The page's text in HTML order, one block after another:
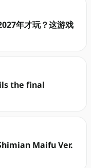
年才玩？这游戏
the final
Maifu Ver.